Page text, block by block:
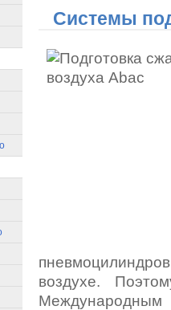
Системы
воздухе.